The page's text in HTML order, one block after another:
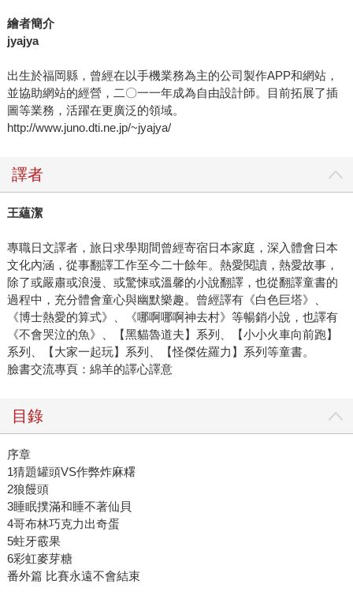
繪者簡介
jyajya
出生於福岡縣，曾經在以手機業務為主的公司製作APP和網站，
並協助網站的經營，二〇一一年成為自由設計師。目前拓展了插
圖等業務，活躍在更廣泛的領域。
http://www.juno.dti.ne.jp/~jyajya/
譯者
王蘊潔
專職日文譯者，旅日求學期間曾經寄宿日本家庭，深入體會日本
文化內涵，從事翻譯工作至今二十餘年。熱愛閱讀，熱愛故事，
除了或嚴肅或浪漫、或驚悚或溫馨的小說翻譯，也從翻譯童書的
過程中，充分體會童心與幽默樂趣。曾經譯有《白色巨塔》、
《博士熱愛的算式》、《哪啊哪啊神去村》等暢銷小說，也譯有
《不會哭泣的魚》、【黑貓魯道夫】系列、【小小火車向前跑】
系列、【大家一起玩】系列、【怪傑佐羅力】系列等童書。
臉書交流專頁：綿羊的譯心譯意
目錄
序章
1猜題罐頭VS作弊炸麻糬
2狼饅頭
3睡眠撲滿和睡不著仙貝
4哥布林巧克力出奇蛋
5蛀牙霰果
6彩虹麥芽糖
番外篇 比賽永遠不會結束